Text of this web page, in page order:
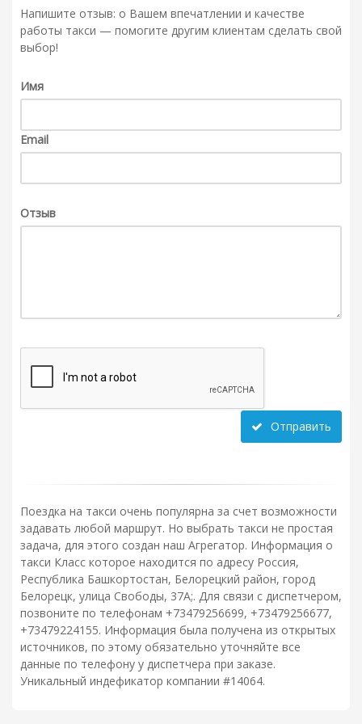
Напишите отзыв: о Вашем впечатлении и качестве
работы такси — помогите другим клиентам сделать свой
выбор!
Имя
Email
Отзыв
Отправить
Поездка на такси очень популярна за счет возможности
задавать любой маршрут. Но выбрать такси не простая
задача, для этого создан наш Агрегатор. Информация о
такси Класс которое находится по адресу Россия,
Республика Башкортостан, Белорецкий район, город
Белорецк, улица Свободы, 37А;. Для связи с диспетчером,
позвоните по телефонам +73479256699, +73479256677,
+73479224155. Информация была получена из открытых
источников, по этому обязательно уточняйте все
данные по телефону у диспетчера при заказе.
Уникальный индефикатор компании #14064.